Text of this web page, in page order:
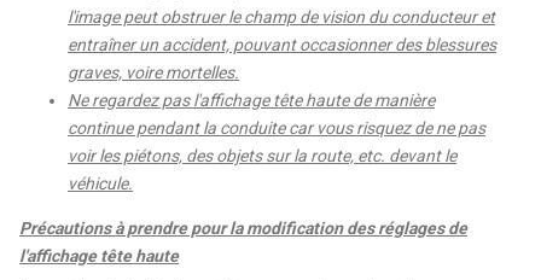
l'image peut obstruer le champ de vision du conducteur et
entraîner un accident, pouvant occasionner des blessures
graves, voire mortelles.
Ne regardez pas l'affichage tête haute de manière
continue pendant la conduite car vous risquez de ne pas
voir les piétons, des objets sur la route, etc. devant le
véhicule.
Précautions à prendre pour la modification des réglages de
l'affichage tête haute